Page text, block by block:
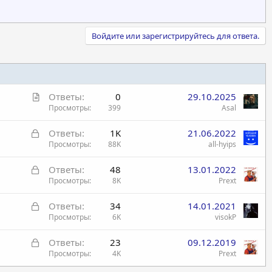
Войдите или зарегистрируйтесь для ответа.
С
т
Ответы 0
Просмотры 399
29.10.2025
Asal
З
р
а
Ответы 1K
Просмотры 88K
21.06.2022
all-hyips
З
р
а
Ответы 48
Просмотры 8K
13.01.2022
Prext
З
р
т
Ответы 34
Просмотры 6K
14.01.2021
visokP
З
к
Ответы 23
Просмотры 4K
09.12.2019
Prext